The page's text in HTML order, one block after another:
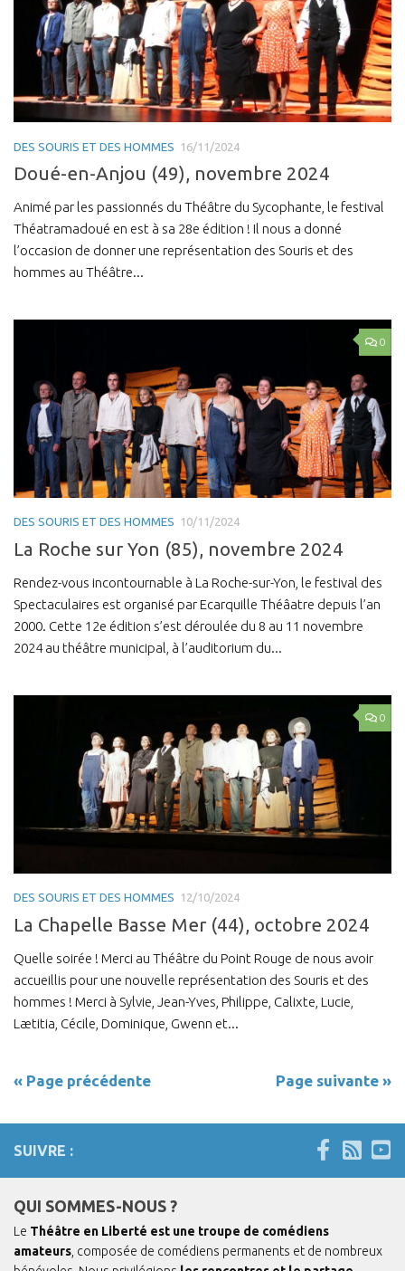
DES SOURIS ET DES HOMMES 16/11/2024
Doué-en-Anjou (49), novembre 2024
Animé par les passionnés du Théâtre du Sycophante, le festival
Théatramadoué en est à sa 28e édition ! Il nous a donné
l’occasion de donner une représentation des Souris et des
hommes au Théâtre...
0
DES SOURIS ET DES HOMMES 10/11/2024
La Roche sur Yon (85), novembre 2024
Rendez-vous incontournable à La Roche-sur-Yon, le festival des
Spectaculaires est organisé par Ecarquille Théâatre depuis l’an
2000. Cette 12e édition s’est déroulée du 8 au 11 novembre
2024 au théâtre municipal, à l’auditorium du...
0
DES SOURIS ET DES HOMMES 12/10/2024
La Chapelle Basse Mer (44), octobre 2024
Quelle soirée ! Merci au Théâtre du Point Rouge de nous avoir
accueillis pour une nouvelle représentation des Souris et des
hommes ! Merci à Sylvie, Jean-Yves, Philippe, Calixte, Lucie,
Lætitia, Cécile, Dominique, Gwenn et...
« Page précédente Page suivante »
SUIVRE :
QUI SOMMES-NOUS ?
Le Théâtre en Liberté est une troupe de comédiens
amateurs, composée de comédiens permanents et de nombreux